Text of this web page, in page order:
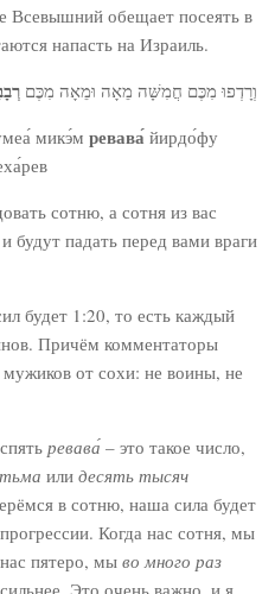
Всевышний обещает посеять в
напасть на Израиль.
וְרָדְפוּ מִכֶּם חֲמִשָּׁה מֵאָה וּמֵאָה מִכֶּם
микэ́м ревава́ йирдо́фу
сотню, а сотня из вас
будут падать перед вами враги
будет 1:20, то есть каждый
Причём комментаторы
от сохи: не воины, не
ревава́ – это такое число,
тьма или десять тысяч
в сотню, наша сила будет
Когда нас сотня, мы
пятеро, мы во много раз
Это очень важно, и я